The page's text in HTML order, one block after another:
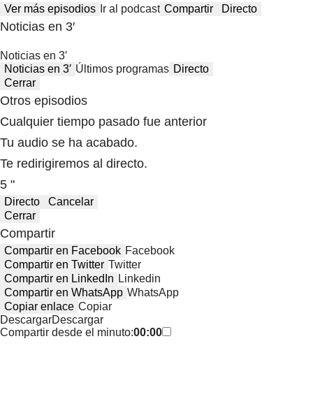
Ver más episodios Ir al podcast Compartir Directo
Noticias en 3′
Noticias en 3′
Noticias en 3′ Últimos programas Directo
Cerrar
Otros episodios
Cualquier tiempo pasado fue anterior
Tu audio se ha acabado.
Te redirigiremos al directo.
5 "
Directo
Cancelar
Cerrar
Compartir
Compartir en Facebook Facebook
Compartir en Twitter Twitter
Compartir en LinkedIn Linkedin
Compartir en WhatsApp WhatsApp
Copiar enlace Copiar
DescargarDescargar
Compartir desde el minuto:00:00